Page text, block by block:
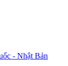
- Nhật Bản